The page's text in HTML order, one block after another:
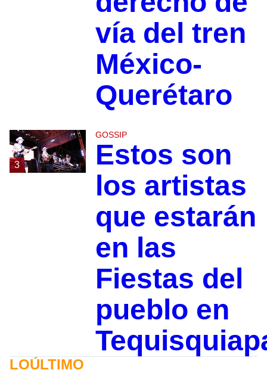
vía del tren
México-
Querétaro
3
GOSSIP
Estos son
los artistas
que estarán
en las
Fiestas del
pueblo en
LOÚLTIMO